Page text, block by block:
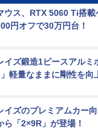
ウス、RTX 5060 Ti搭
円オフで30万円台！
イズ鍛造1ピースアル
軽量なままに剛性を向
イズのプレミアムカー
ら「2×9R」が登場！